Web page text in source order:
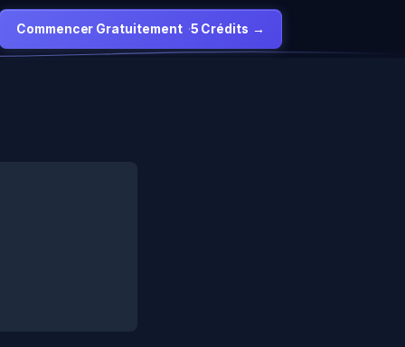
Commencer Gratuitement ·5 Crédits →